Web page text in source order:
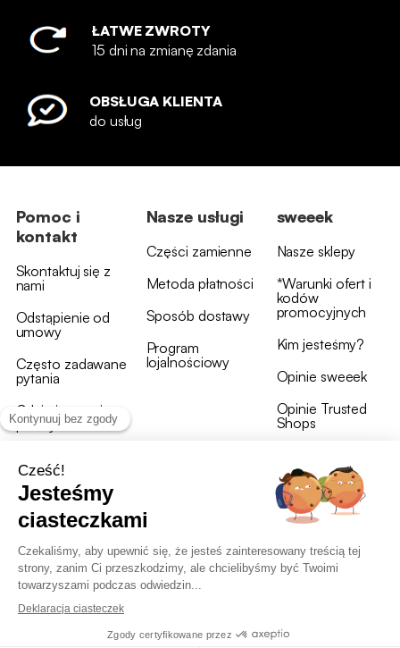
ŁATWE ZWROTY
15 dni na zmianę zdania
OBSŁUGA KLIENTA
do usług
Pomoc i
kontakt
Skontaktuj się z
nami
Odstąpienie od
umowy
Często zadawane
pytania
Gdzie jest moja
przesyłka?
Nasze usługi
Części zamienne
Metoda płatności
Sposób dostawy
Program
lojalnościowy
sweeek
Nasze sklepy
*Warunki ofert i
kodów
promocyjnych
Kim jesteśmy?
Opinie sweeek
Opinie Trusted
Shops
OWU programu lojalnościowego
RODO i polityka plików cookie
Deklaracja dostępności